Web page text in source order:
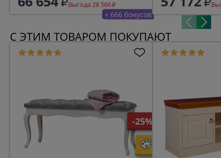
Выгода 28 566
+ 666 бонусов
С ЭТИМ ТОВАРОМ ПОКУПАЮТ
-25%